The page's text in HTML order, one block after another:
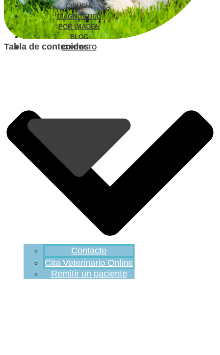
CIRUGÍA
DIAGNÓSTICO
POR IMAGEN
BLOG
CONTACTO
Contacto
Cita Veterinario Online
Remitir un paciente
Tabla de contenidos